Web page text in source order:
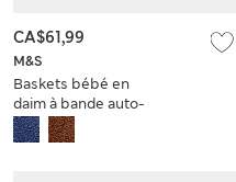
M&S
Baskets bébé en
daim à bande auto-
agrippante en T (du
8,6 au 21,5)
CA$61,99